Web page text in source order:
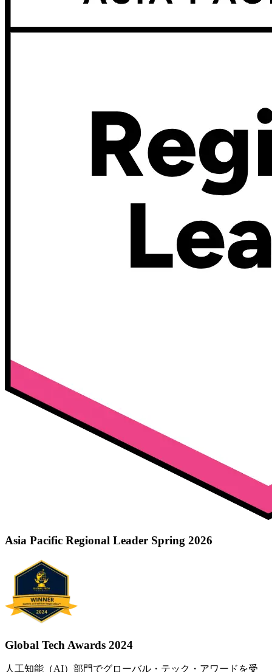
Asia Pacific Regional Leader Spring 2026
Global Tech Awards 2024
人工知能（AI）部門でグローバル・テック・アワードを受